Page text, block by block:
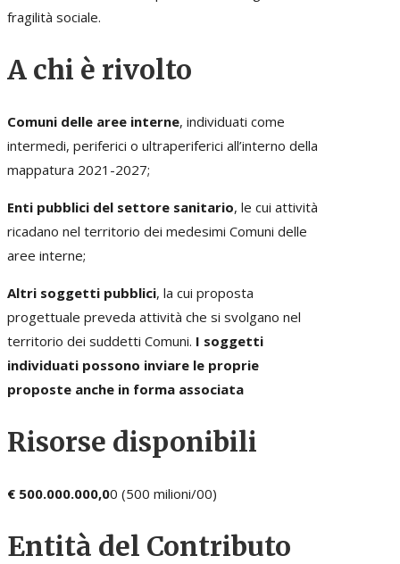
fragilità sociale.
A chi è rivolto
Comuni delle aree interne, individuati come
intermedi, periferici o ultraperiferici all’interno della
mappatura 2021-2027;
Enti pubblici del settore sanitario, le cui attività
ricadano nel territorio dei medesimi Comuni delle
aree interne;
Altri soggetti pubblici, la cui proposta
progettuale preveda attività che si svolgano nel
territorio dei suddetti Comuni. I soggetti
individuati possono inviare le proprie
proposte anche in forma associata
Risorse disponibili
€ 500.000.000,00 (500 milioni/00)
Entità del Contributo